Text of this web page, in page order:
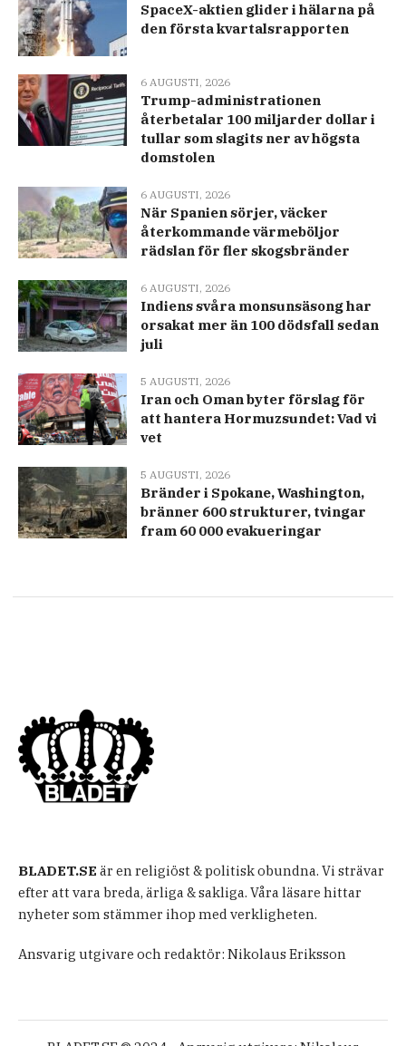
SpaceX-aktien glider i hälarna på
den första kvartalsrapporten
6 AUGUSTI, 2026
Trump-administrationen
återbetalar 100 miljarder dollar i
tullar som slagits ner av högsta
domstolen
6 AUGUSTI, 2026
När Spanien sörjer, väcker
återkommande värmeböljor
rädslan för fler skogsbränder
6 AUGUSTI, 2026
Indiens svåra monsunsäsong har
orsakat mer än 100 dödsfall sedan
juli
5 AUGUSTI, 2026
Iran och Oman byter förslag för
att hantera Hormuzsundet: Vad vi
vet
5 AUGUSTI, 2026
Bränder i Spokane, Washington,
bränner 600 strukturer, tvingar
fram 60 000 evakueringar
BLADET.SE är en religiöst & politisk obundna. Vi strävar
efter att vara breda, ärliga & sakliga. Våra läsare hittar
nyheter som stämmer ihop med verkligheten.
Ansvarig utgivare och redaktör: Nikolaus Eriksson